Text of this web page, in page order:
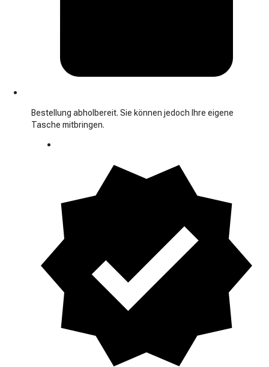
Bestellung abholbereit. Sie können jedoch Ihre eigene
Tasche mitbringen.